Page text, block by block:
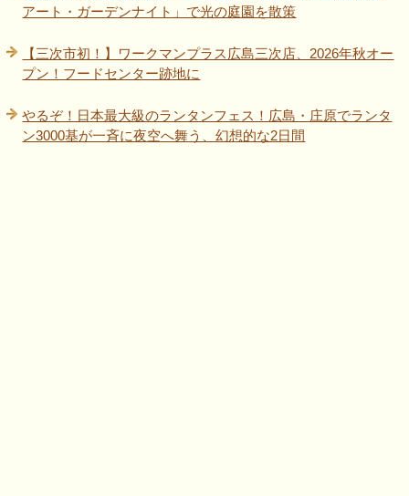
アート・ガーデンナイト」で光の庭園を散策
【三次市初！】ワークマンプラス広島三次店、2026年秋オー
プン！フードセンター跡地に
やるぞ！日本最大級のランタンフェス！広島・庄原でランタ
ン3000基が一斉に夜空へ舞う、幻想的な2日間